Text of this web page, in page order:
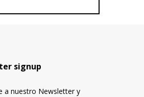
signup
a nuestro Newsletter y